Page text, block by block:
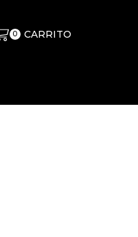
0 CARRITO